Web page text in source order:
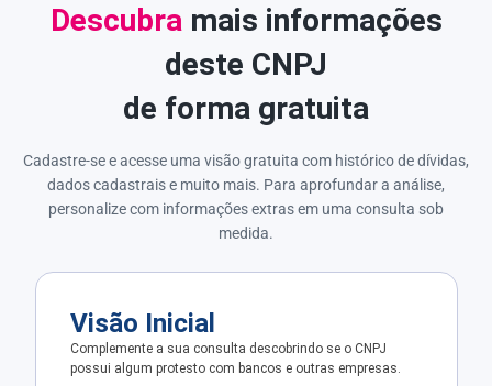
Descubramais informações
deste CNPJ
de forma gratuita
Cadastre-se e acesse uma visão gratuita com histórico de dívidas,
dados cadastrais e muito mais. Para aprofundar a análise,
personalize com informações extras em uma consulta sob
medida.
Visão Inicial
Complemente a sua consulta descobrindo se o CNPJ
possui algum protesto com bancos e outras empresas.